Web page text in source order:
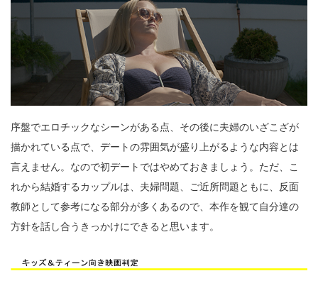
序盤でエロチックなシーンがある点、その後に夫婦のいざこざが
描かれている点で、デートの雰囲気が盛り上がるような内容とは
言えません。なので初デートではやめておきましょう。ただ、こ
れから結婚するカップルは、夫婦問題、ご近所問題ともに、反面
教師として参考になる部分が多くあるので、本作を観て自分達の
方針を話し合うきっかけにできると思います。